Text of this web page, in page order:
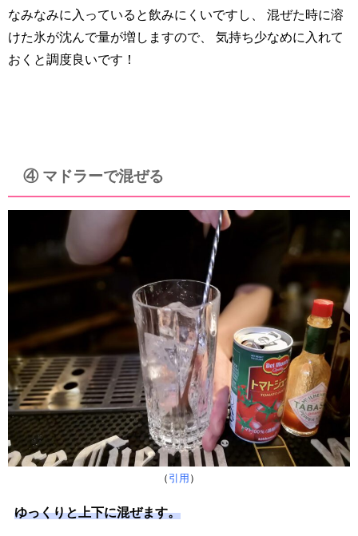
なみなみに入っていると飲みにくいですし、 混ぜた時に溶
けた氷が沈んで量が増しますので、 気持ち少なめに入れて
おくと調度良いです！
④ マドラーで混ぜる
（ 引用 ）
ゆっくりと上下に混ぜます。